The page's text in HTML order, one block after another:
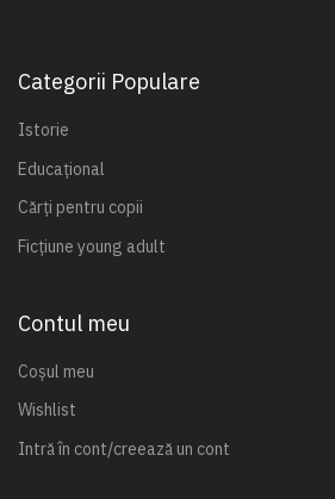
Categorii Populare
Istorie
Educațional
Cărți pentru copii
Ficțiune young adult
Contul meu
Coșul meu
Wishlist
Intră în cont/creează un cont